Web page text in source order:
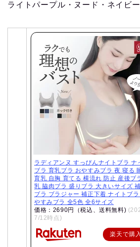
ライトパープル・ヌード・ネイビ
ラディアンヌ すっぴんナイトブラ ナ
ブラ 育乳ブラ おやすみブラ 夜 寝る
育乳 自胸 育てる 横流れ 防止 産後ブ
乳 脇肉ブラ 盛りブラ 大きいサイズ
ブラ ブラジャー 補正下着 ナイトブラ
やすみブラ 全5色 全6サイズ
価格：2690円（税込、送料無料)
7/12時点)
楽天で購入